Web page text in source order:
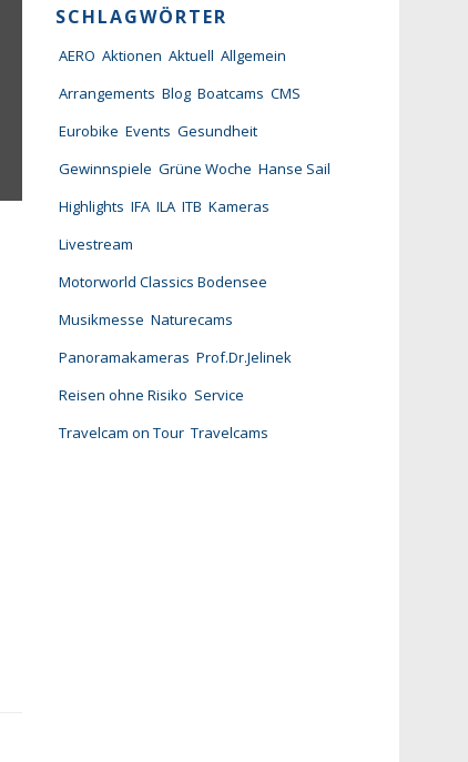
SCHLAGWÖRTER
AERO Aktionen Aktuell Allgemein
Arrangements Blog Boatcams CMS
Eurobike Events Gesundheit
Gewinnspiele Grüne Woche Hanse Sail
Highlights IFA ILA ITB Kameras
Livestream
Motorworld Classics Bodensee
Musikmesse Naturecams
Panoramakameras Prof.Dr.Jelinek
Reisen ohne Risiko Service
Travelcam on Tour Travelcams